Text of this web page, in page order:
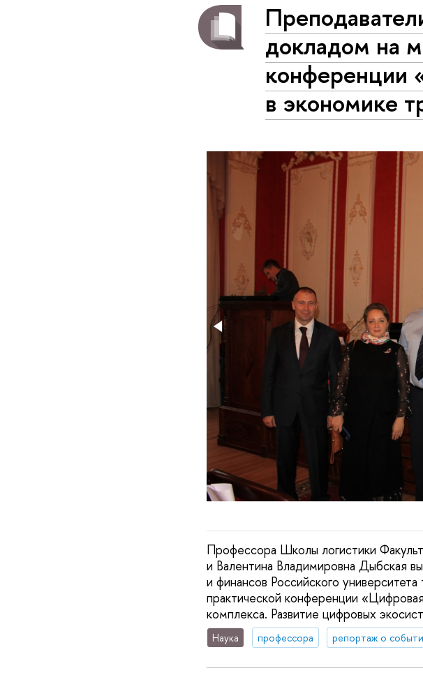
докладом на
конференции
в экономике
Профессора Школы логистики
и Валентина Владимировна Дыбская
и финансов Российского
практической конференции
комплекса. Развитие цифровых
Наука профессора репортаж о